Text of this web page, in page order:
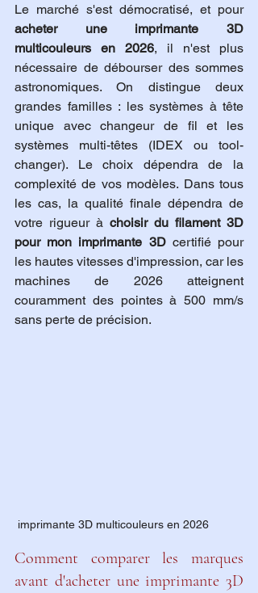
Le marché s'est démocratisé, et pour
acheter une imprimante 3D
multicouleurs en 2026, il n'est plus
nécessaire de débourser des sommes
astronomiques. On distingue deux
grandes familles : les systèmes à tête
unique avec changeur de fil et les
systèmes multi-têtes (IDEX ou tool-
changer). Le choix dépendra de la
complexité de vos modèles. Dans tous
les cas, la qualité finale dépendra de
votre rigueur à choisir du filament 3D
pour mon imprimante 3D certifié pour
les hautes vitesses d'impression, car les
machines de 2026 atteignent
couramment des pointes à 500 mm/s
sans perte de précision.
imprimante 3D multicouleurs en 2026
Comment comparer les marques
avant d'acheter une imprimante 3D